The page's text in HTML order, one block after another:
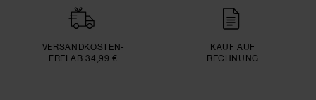
VERSAND­KOSTEN­
FREI AB 34,99 €
KAUF AUF
RECHNUNG